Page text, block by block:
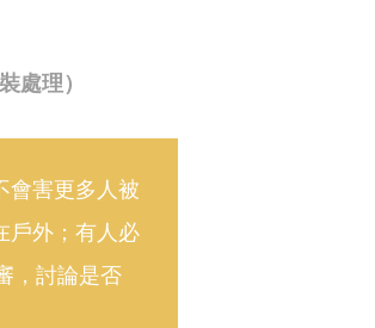
處理）
會害更多人被
戶外；有人必
，討論是否